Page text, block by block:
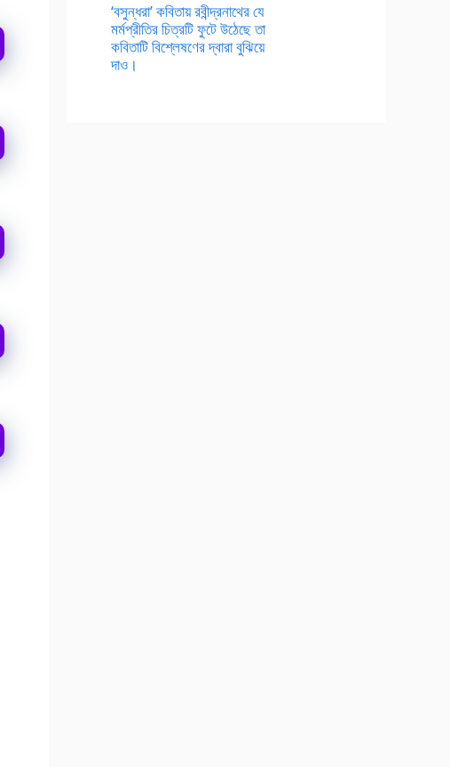
‘বসুন্ধরা’ কবিতায় রবীন্দ্রনাথের যে
মর্মপ্রীতির চিত্রটি ফুটে উঠেছে তা
কবিতাটি বিশ্লেষণের দ্বারা বুঝিয়ে
দাও।